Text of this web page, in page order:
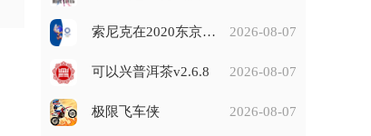
索尼克在2020东京奥运会手游 2026-08-07
可以兴普洱茶v2.6.8 2026-08-07
极限飞车侠 2026-08-07